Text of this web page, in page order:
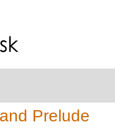
Prelude